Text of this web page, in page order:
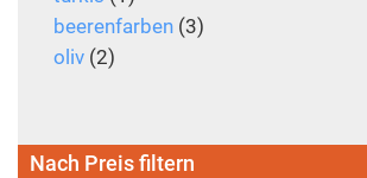
beerenfarben (3)
oliv (2)
Nach Preis filtern